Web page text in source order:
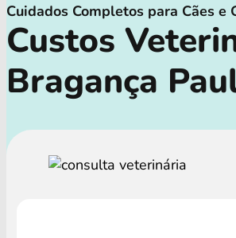
Cuidados Completos para Cães e
Custos
Bragança